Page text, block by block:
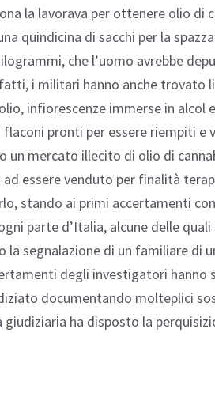
la lavorava per ottenere olio di
quindicina di sacchi per la
che l’uomo avrebbe
i militari hanno anche trovato
infiorescenze immerse in alcol
pronti per essere riempiti e
mercato illecito di olio di
essere venduto per finalità
stando ai primi accertamenti
parte d’Italia, alcune delle
la segnalazione di un familiare di
degli investigatori hanno
documentando molteplici
ha disposto la